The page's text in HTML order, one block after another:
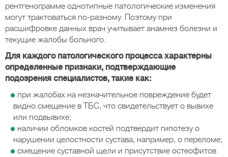
рентгенограмме однотипные патологические изменения
могут трактоваться по-разному. Поэтому при
расшифровке данных врач учитывает анамнез болезни и
текущие жалобы больного.
Для каждого патологического процесса характерны
определенные признаки, подтверждающие
подозрения специалистов, такие как:
при жалобах на незначительное повреждение будет
видно смещение в ТБС, что свидетельствует о вывихе
или подвывихе;
наличии обломков костей подтвердит гипотезу о
нарушении целостности сустава, например, о переломе;
смещение суставной щели и присутствие остеофитов